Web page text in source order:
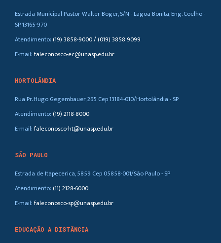
Estrada Municipal Pastor Walter Boger, S/N - Lagoa Bonita, Eng. Coelho -
SP, 13165-970
Atendimento:(19) 3858-9000 / (019) 3858 9099
E-mail:faleconosco-ec@unasp.edu.br
HORTOLÂNDIA
Rua Pr. Hugo Gegembauer, 265 Cep 13184-010/Hortolândia - SP
Atendimento:(19) 2118-8000
E-mail:faleconosco-ht@unasp.edu.br
SÃO PAULO
Estrada de Itapecerica, 5859 Cep 05858-001/São Paulo - SP
Atendimento:(11) 2128-6000
E-mail:faleconosco-sp@unasp.edu.br
EDUCAÇÃO A DISTÂNCIA